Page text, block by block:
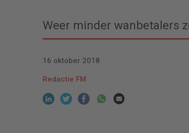
Weer minder wanbetalers
16 oktober 2018
Redactie FM